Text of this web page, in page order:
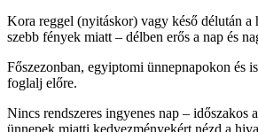
Kora reggel (nyitáskor) vagy késő délután a
szebb fények miatt – délben erős a nap és
Főszezonban, egyiptomi ünnepnapokon és
foglalj előre.
Nincs rendszeres ingyenes nap – időszakos